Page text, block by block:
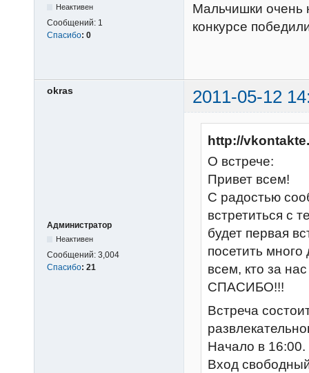
Неактивен
Сообщений: 1
Спасибо: 0
Мальчишки очень
конкурсе
okras 2011-05-12
Администратор
Неактивен
Сообщений: 3,004
Спасибо: 21
http://
О встрече:
Привет всем!
С радостью
встретиться с
будет первая
посетить
всем, кто за
СПАСИБО!!!
Встреча
Начало в 16:00.
Вход